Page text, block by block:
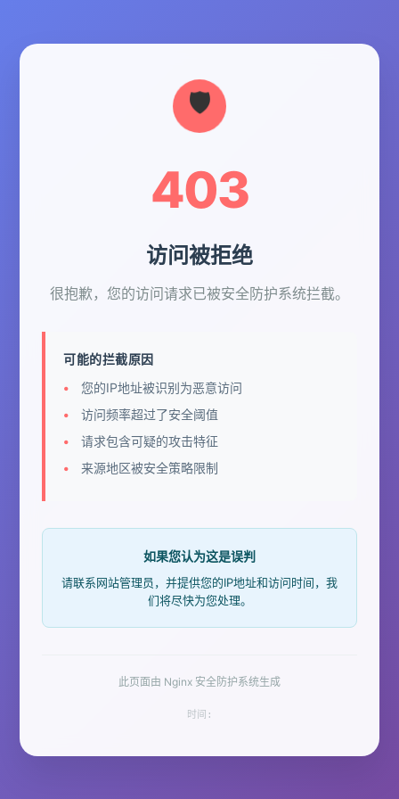
403
访问被拒绝
很抱歉，您的访问请求已被安全防护系统拦截。
可能的拦截原因
您的IP地址被识别为恶意访问
访问频率超过了安全阈值
请求包含可疑的攻击特征
来源地区被安全策略限制
如果您认为这是误判
请联系网站管理员，并提供您的IP地址和访问时间，我
们将尽快为您处理。
此页面由 Nginx 安全防护系统生成
时间: